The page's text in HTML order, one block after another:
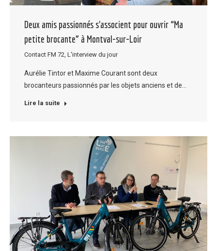
Deux amis passionnés s’associent pour ouvrir “Ma
petite brocante” à Montval-sur-Loir
Contact FM 72 L'interview du jour
Aurélie Tintor et Maxime Courant sont deux
brocanteurs passionnés par les objets anciens et de…
Lire la suite